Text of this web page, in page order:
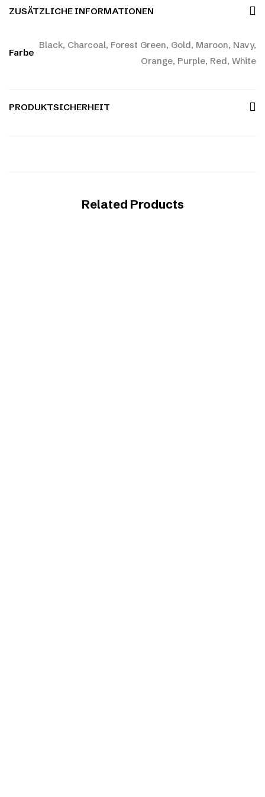
ZUSÄTZLICHE INFORMATIONEN
Farbe
Black, Charcoal, Forest Green, Gold, Maroon, Navy,
Orange, Purple, Red, White
PRODUKTSICHERHEIT
Related Products